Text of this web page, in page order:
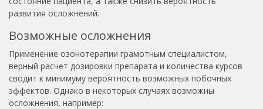
развития осложнений.
Возможные осложнения
Применение озонотерапии грамотным специалистом,
верный расчет дозировки препарата и количества курсов
сводит к минимуму вероятность возможных побочных
эффектов. Однако в некоторых случаях возможны
осложнения, например: